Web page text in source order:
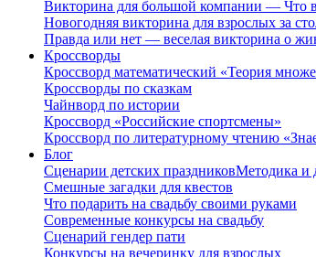
Викторина для большой компании — Что
Новогодняя викторина для взрослых за
Правда или нет — веселая викторина о
Кроссворды
Кроссворд математический «Теория
Кроссворды по сказкам
Чайнворд по истории
Кроссворд «Российские спортсмены»
Кроссворд по литературному чтению
Блог
Сценарии детских праздниковМетодика и
Смешные загадки для квестов
Что подарить на свадьбу своими руками
Современные конкурсы на свадьбу
Сценарий гендер пати
Конкурсы на вечеринку для взрослых